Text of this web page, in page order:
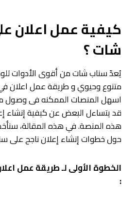
كيفية عمل اعلان
شات ؟
يُعدّ سناب شات من أقوى الأدوات
متنوع وحيوي و طريقة عمل اعلان
اسهل المنصات الممكنه فى وصول
قد يتساءل البعض عن كيفية إنشاء
هذه المنصة. في هذه المقالة،
حول خطوات إنشاء إعلان ناجح على
الخطوة الأولى لـ طريقة عمل
: